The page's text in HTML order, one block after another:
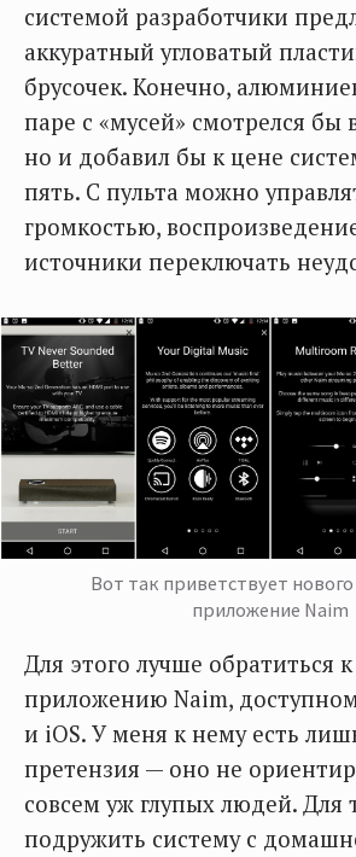
системой разработчики
аккуратный угловатый
брусочек. Конечно,
паре с «мусей» смотрелся
но и добавил бы к цене
пять. С пульта можно
громкостью,
источники переключать
Вот так приветствует
приложение Naim
Для этого лучше обратиться
приложению Naim,
и iOS. У меня к нему есть
претензия — оно не
совсем уж глупых людей. Для
подружить систему с